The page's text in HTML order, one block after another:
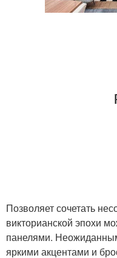
Позволяет сочетать
викторианской эпохи
панелями.
яркими акцентами и